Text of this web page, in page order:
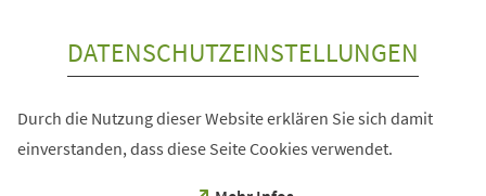
DATENSCHUTZEINSTELLUNGEN
Durch die Nutzung dieser Website erklären Sie sich damit
einverstanden, dass diese Seite Cookies verwendet.